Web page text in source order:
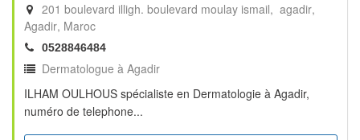
201 boulevard illigh. boulevard moulay ismail, agadir
Agadir Maroc
0528846484
Dermatologue à Agadir
ILHAM OULHOUS spécialiste en Dermatologie à Agadir,
numéro de telephone...